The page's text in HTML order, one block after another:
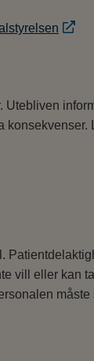
Utebliven
konsekvenser.
vill eller kan
måste